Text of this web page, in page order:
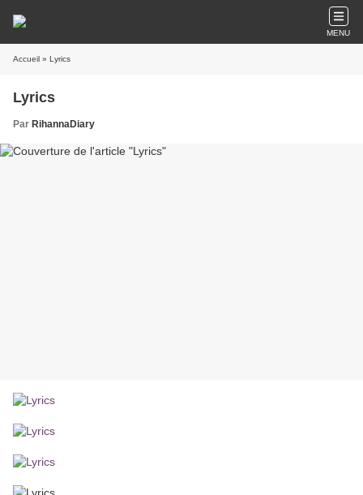
MENU
Accueil » Lyrics
Lyrics
Par RihannaDiary